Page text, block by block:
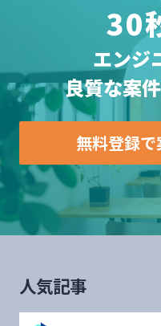
30
エンジ
良質な案
無料登録
人気記事